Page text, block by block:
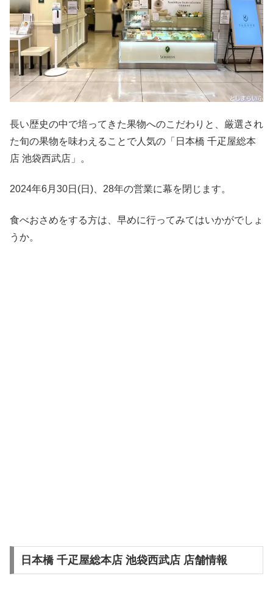
長い歴史の中で培ってきた果物へのこだわりと、厳選され
た旬の果物を味わえることで人気の「日本橋 千疋屋総本
店 池袋西武店」。
2024年6月30日(日)、28年の営業に幕を閉じます。
食べおさめをする方は、早めに行ってみてはいかがでしょ
うか。
日本橋 千疋屋総本店 池袋西武店 店舗情報